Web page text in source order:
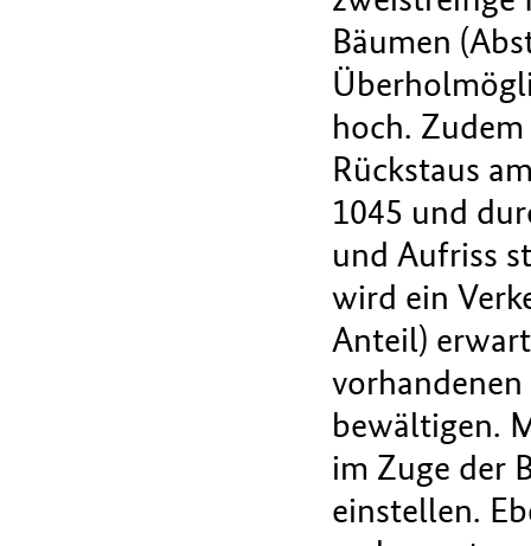
Bäumen
hoch.
Rückstaus
1045 und
und Aufriss
wird ein
Anteil)
bewältigen.
im Zuge der
einstellen.